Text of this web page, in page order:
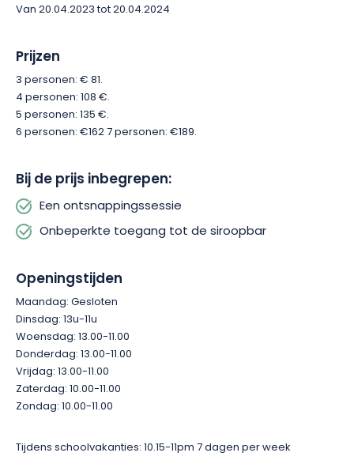
collega’s.
Van 20.04.2023 tot 20.04.2024
Prijzen
3 personen: € 81.
4 personen: 108 €.
5 personen: 135 €.
6 personen: €162 7 personen: €189.
Bij de prijs inbegrepen:
Een ontsnappingssessie
Onbeperkte toegang tot de siroopbar
Openingstijden
Maandag: Gesloten
Dinsdag: 13u-11u
Woensdag: 13.00-11.00
Donderdag: 13.00-11.00
Vrijdag: 13.00-11.00
Zaterdag: 10.00-11.00
Zondag: 10.00-11.00
Tijdens schoolvakanties: 10.15-11pm 7 dagen per week